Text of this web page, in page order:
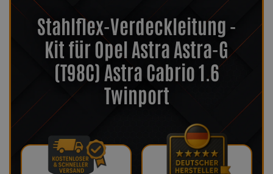
Stahlflex-Verdeckleitung -
Kit für Opel Astra Astra-G
(T98C) Astra Cabrio 1.6
Twinport